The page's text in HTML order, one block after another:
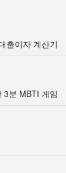
출이자 계산기
3분 MBTI 게임